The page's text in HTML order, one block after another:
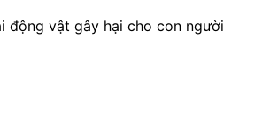
động vật gây hại cho con người